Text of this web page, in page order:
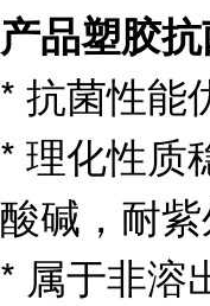
产品塑胶抗
* 抗菌性能
* 理化性质
酸碱，耐
* 属于非溶